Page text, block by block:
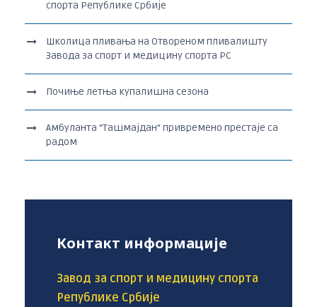
спорта Републике Србије
Школица пливања на Отвореном пливалишту
Завода за спорт и медицину спорта РС
Почиње летња купалишна сезона
Амбуланта “Ташмајдан“ привремено престаје са
радом
Контакт информације
Завод за спорт и медицину спорта
Републике Србије